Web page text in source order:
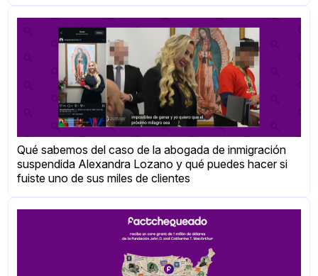
Qué sabemos del caso de la abogada de inmigración
suspendida Alexandra Lozano y qué puedes hacer si
fuiste uno de sus miles de clientes